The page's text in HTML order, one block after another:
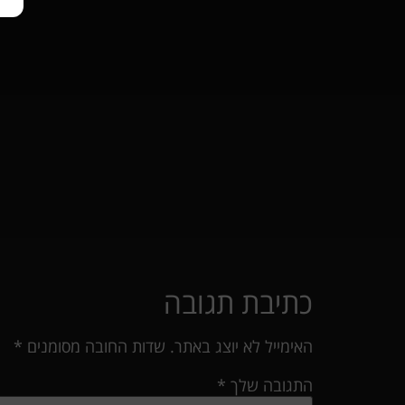
כתיבת תגובה
האימייל לא יוצג באתר. שדות החובה מסומנים *
התגובה שלך *